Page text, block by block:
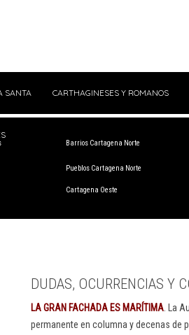
SANTA CARTHAGINESES Y ROMANOS
Barrios Cartagena Norte
Pueblos Cartagena Norte
Cartagena Oeste
DUDAS, OCURRENCIAS Y
LA GRAN FACHADA ES MARÍTIMA . La
permanente en columna y decenas